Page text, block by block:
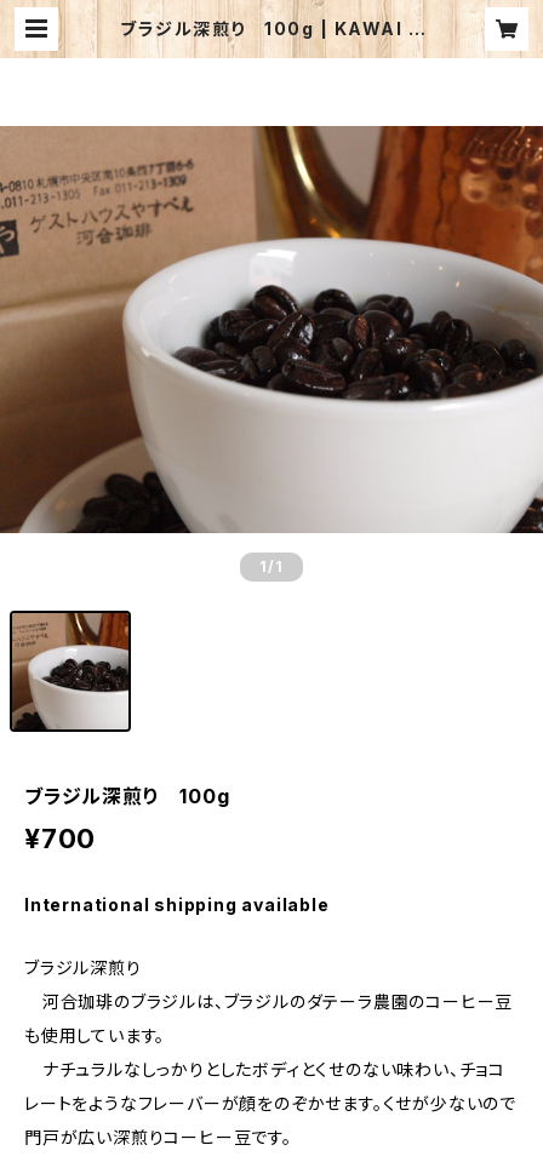
ブラジル深煎り 100g | KAWAI C
OFFEE WEB STORE
1 /1
ブラジル深煎り 100g
¥700
International shipping available
ブラジル深煎り
河合珈琲のブラジルは、ブラジルのダテーラ農園のコーヒー豆
も使用しています。
ナチュラルなしっかりとしたボディとくせのない味わい、チョコ
レートをようなフレーバーが顔をのぞかせます。くせが少ないので
門戸が広い深煎りコーヒー豆です。